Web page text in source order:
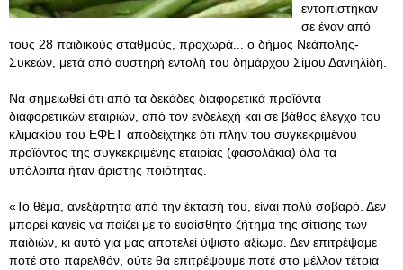
εντοπίστηκαν
σε έναν από
τους 28 παιδικούς σταθμούς, προχωρά... ο δήμος Νεάπολης-
Συκεών, μετά από αυστηρή εντολή του δημάρχου Σίμου Δανιηλίδη.
Να σημειωθεί ότι από τα δεκάδες διαφορετικά προϊόντα
διαφορετικών εταιριών, από τον ενδελεχή και σε βάθος έλεγχο του
κλιμακίου του ΕΦΕΤ αποδείχτηκε ότι πλην του συγκεκριμένου
προϊόντος της συγκεκριμένης εταιρίας (φασολάκια) όλα τα
υπόλοιπα ήταν άριστης ποιότητας.
«Το θέμα, ανεξάρτητα από την έκτασή του, είναι πολύ σοβαρό. Δεν
μπορεί κανείς να παίζει με το ευαίσθητο ζήτημα της σίτισης των
παιδιών, κι αυτό για μας αποτελεί ύψιστο αξίωμα. Δεν επιτρέψαμε
ποτέ στο παρελθόν, ούτε θα επιτρέψουμε ποτέ στο μέλλον τέτοια